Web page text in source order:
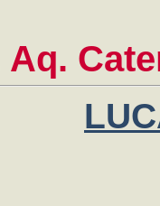
Aq.